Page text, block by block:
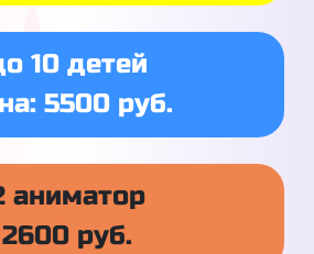
10 детей
5500 руб.
аниматор
2600 руб.